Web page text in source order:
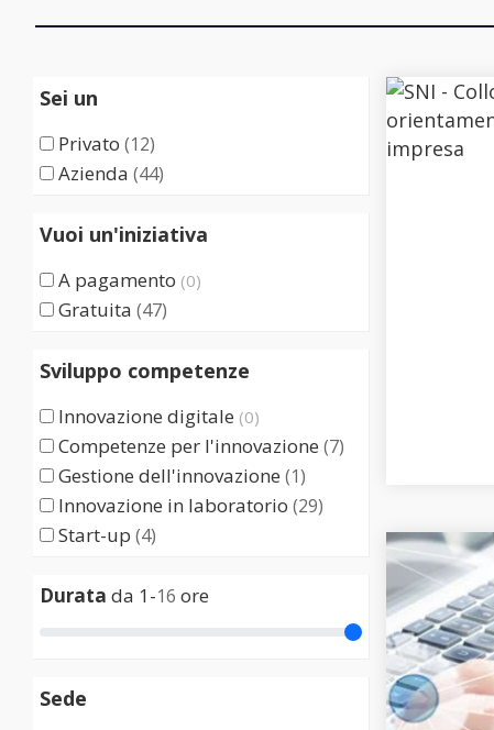
Sei un
Privato (12)
Azienda (44)
Vuoi un'iniziativa
A pagamento (0)
Gratuita (47)
Sviluppo competenze
Innovazione digitale (0)
Competenze per l'innovazione (7)
Gestione dell'innovazione (1)
Innovazione in laboratorio (29)
Start-up (4)
Durata da 1-16 ore
Sede